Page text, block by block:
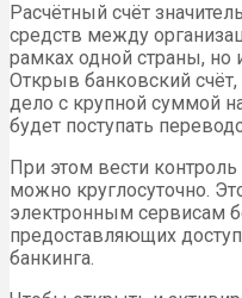
Расчётный счёт
средств между
рамках одной страны,
Открыв банковский
дело с крупной суммой
будет поступать
При этом вести
можно круглосуточно.
электронным сервисам
предоставляющих
банкинга.